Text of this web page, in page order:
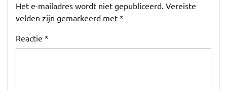
Het e-mailadres wordt niet gepubliceerd. Vereiste
velden zijn gemarkeerd met *
Reactie *